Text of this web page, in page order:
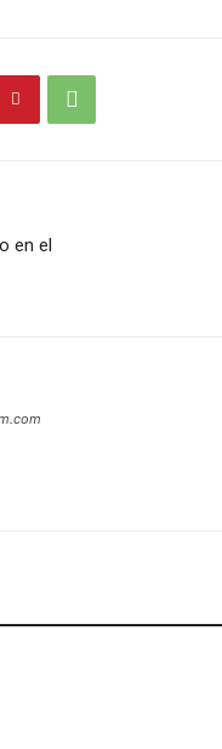
en el